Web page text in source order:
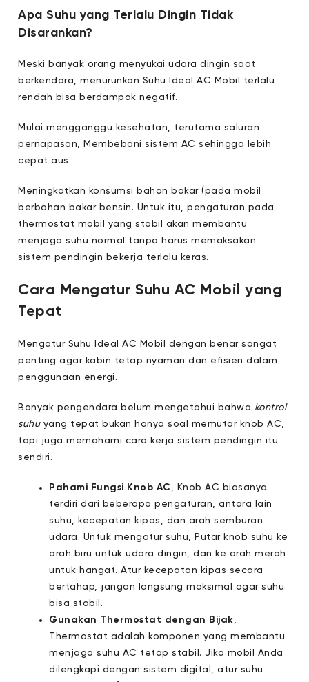
Apa Suhu yang Terlalu Dingin Tidak
Disarankan?
Meski banyak orang menyukai udara dingin saat
berkendara, menurunkan Suhu Ideal AC Mobil terlalu
rendah bisa berdampak negatif.
Mulai mengganggu kesehatan, terutama saluran
pernapasan, Membebani sistem AC sehingga lebih
cepat aus.
Meningkatkan konsumsi bahan bakar (pada mobil
berbahan bakar bensin. Untuk itu, pengaturan pada
thermostat mobil yang stabil akan membantu
menjaga suhu normal tanpa harus memaksakan
sistem pendingin bekerja terlalu keras.
Cara Mengatur Suhu AC Mobil yang
Tepat
Mengatur Suhu Ideal AC Mobil dengan benar sangat
penting agar kabin tetap nyaman dan efisien dalam
penggunaan energi.
Banyak pengendara belum mengetahui bahwa kontrol
suhuyang tepat bukan hanya soal memutar knob AC,
tapi juga memahami cara kerja sistem pendingin itu
sendiri.
Pahami Fungsi Knob AC , Knob AC biasanya
terdiri dari beberapa pengaturan, antara lain
suhu, kecepatan kipas, dan arah semburan
udara. Untuk mengatur suhu, Putar knob suhu ke
arah biru untuk udara dingin, dan ke arah merah
untuk hangat. Atur kecepatan kipas secara
bertahap, jangan langsung maksimal agar suhu
bisa stabil.
Gunakan Thermostat dengan Bijak,
Thermostat adalah komponen yang membantu
menjaga suhu AC tetap stabil. Jika mobil Anda
dilengkapi dengan sistem digital, atur suhu